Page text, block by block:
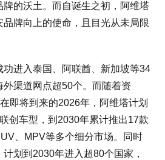
的沃土。而自诞生之初，阿维塔
牌向上的使命，且目光从未局限
进入泰国、阿联酋、新加坡等34
渠道网点超50个。而随着资
即将到来的2026年，阿维塔计划
创车型，到2030年累计推出17款
、MPV等多个细分市场。同时
划到2030年进入超80个国家，